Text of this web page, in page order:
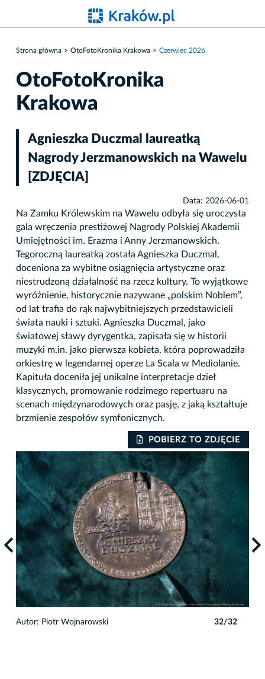
Strona główna OtoFotoKronika Krakowa Czerwiec 2026
OtoFotoKronika
Krakowa
Agnieszka Duczmal laureatką
Nagrody Jerzmanowskich na Wawelu
[ZDJĘCIA]
Data: 2026-06-01
Na Zamku Królewskim na Wawelu odbyła się uroczysta
gala wręczenia prestiżowej Nagrody Polskiej Akademii
Umiejętności im. Erazma i Anny Jerzmanowskich.
Tegoroczną laureatką została Agnieszka Duczmal,
doceniona za wybitne osiągnięcia artystyczne oraz
niestrudzoną działalność na rzecz kultury. To wyjątkowe
wyróżnienie, historycznie nazywane „polskim Noblem”,
od lat trafia do rąk najwybitniejszych przedstawicieli
świata nauki i sztuki. Agnieszka Duczmal, jako
światowej sławy dyrygentka, zapisała się w historii
muzyki m.in. jako pierwsza kobieta, która poprowadziła
orkiestrę w legendarnej operze La Scala w Mediolanie.
Kapituła doceniła jej unikalne interpretacje dzieł
klasycznych, promowanie rodzimego repertuaru na
scenach międzynarodowych oraz pasję, z jaką kształtuje
brzmienie zespołów symfonicznych.
POBIERZ TO ZDJĘCIE
Autor: Piotr Wojnarowski 32/32